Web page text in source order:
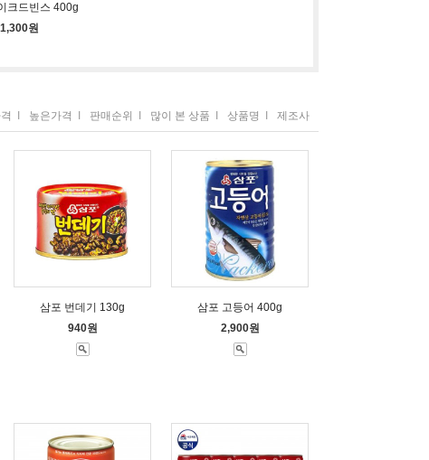
크드빈스 400g
1,300원
높은가격 판매순위 많이 본 상품 상품명 제조사
삼포 번데기 130g
940원
삼포 고등어 400g
2,900원